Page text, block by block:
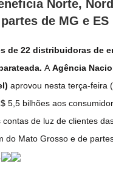
Norte,
de MG e ES
de 22 distribuidoras de
A Agência
aprovou nesta terça-feira
5,5 bilhões aos
contas de luz de clientes
do Mato Grosso e de